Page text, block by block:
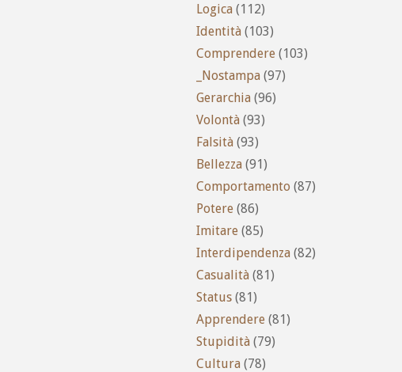
Logica (112)
Identità (103)
Comprendere (103)
_Nostampa (97)
Gerarchia (96)
Volontà (93)
Falsità (93)
Bellezza (91)
Comportamento (87)
Potere (86)
Imitare (85)
Interdipendenza (82)
Casualità (81)
Status (81)
Apprendere (81)
Stupidità (79)
Cultura (78)